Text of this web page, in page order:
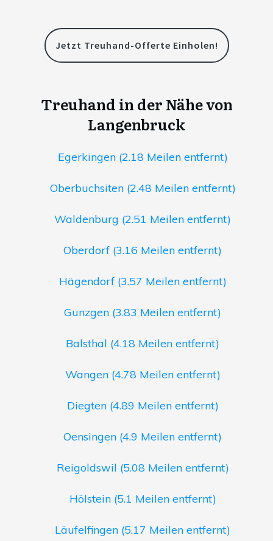
Jetzt Treuhand-Offerte Einholen!
Treuhand in der Nähe von
Langenbruck
Egerkingen (2.18 Meilen entfernt)
Oberbuchsiten (2.48 Meilen entfernt)
Waldenburg (2.51 Meilen entfernt)
Oberdorf (3.16 Meilen entfernt)
Hägendorf (3.57 Meilen entfernt)
Gunzgen (3.83 Meilen entfernt)
Balsthal (4.18 Meilen entfernt)
Wangen (4.78 Meilen entfernt)
Diegten (4.89 Meilen entfernt)
Oensingen (4.9 Meilen entfernt)
Reigoldswil (5.08 Meilen entfernt)
Hölstein (5.1 Meilen entfernt)
Läufelfingen (5.17 Meilen entfernt)